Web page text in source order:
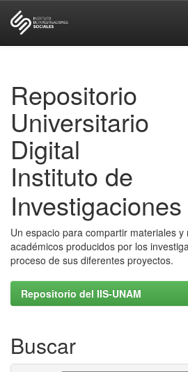
Repositorio
Universitario
Digital
Instituto de
Un espacio para compartir materiales y
académicos producidos por los
proceso de sus diferentes proyectos.
Repositorio del IIS-UNAM
Buscar